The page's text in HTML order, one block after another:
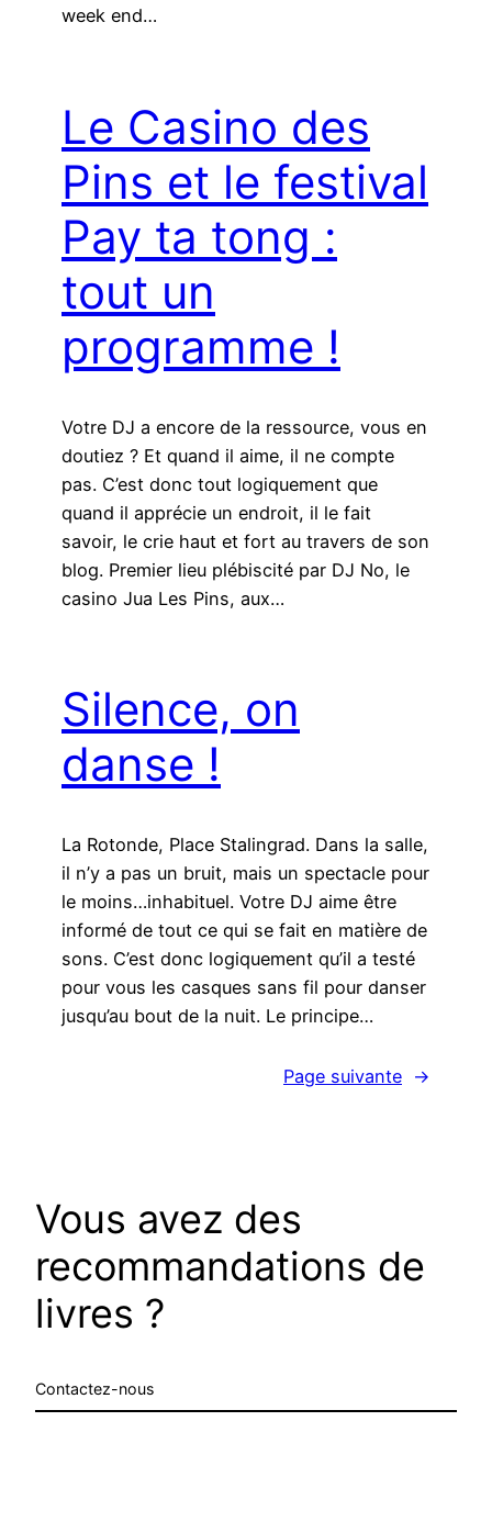
week end…
Le Casino des
Pins et le festival
Pay ta tong :
tout un
programme !
Votre DJ a encore de la ressource, vous en
doutiez ? Et quand il aime, il ne compte
pas. C’est donc tout logiquement que
quand il apprécie un endroit, il le fait
savoir, le crie haut et fort au travers de son
blog. Premier lieu plébiscité par DJ No, le
casino Jua Les Pins, aux…
Silence, on
danse !
La Rotonde, Place Stalingrad. Dans la salle,
il n’y a pas un bruit, mais un spectacle pour
le moins…inhabituel. Votre DJ aime être
informé de tout ce qui se fait en matière de
sons. C’est donc logiquement qu’il a testé
pour vous les casques sans fil pour danser
jusqu’au bout de la nuit. Le principe…
Page suivante →
Vous avez des
recommandations de
livres ?
Contactez-nous